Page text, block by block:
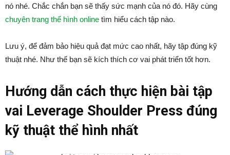
nó nhé. Chắc chắn bạn sẽ thấy sức mạnh của nó đó. Hãy cùng
chuyên trang thể hình online tìm hiểu cách tập nào.
Lưu ý, để đảm bảo hiệu quả đạt mức cao nhất, hãy tập đúng kỹ
thuật nhé. Như thế bạn sẽ kích thích cơ vai phát triển tốt hơn.
Hướng dẫn cách thực hiện bài tập
vai Leverage Shoulder Press đúng
kỹ thuật thể hình nhất